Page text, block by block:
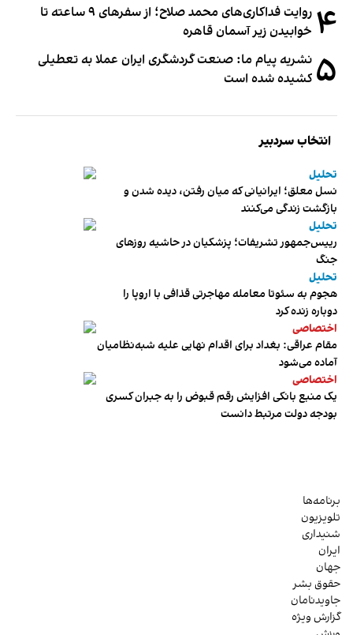
۴
روایت فداکاری‌های محمد صلاح؛ از سفرهای ۹ ساعته تا
خوابیدن زیر آسمان قاهره
۵ نشریه پیام ما: صنعت گردشگری ایران عملا به تعطیلی
کشیده شده است
انتخاب سردبیر
تحلیل
نسل معلق؛ ایرانیانی که میان رفتن، دیده شدن و
بازگشت زندگی می‌کنند
تحلیل
رییس‌جمهور تشریفات؛ پزشکیان در حاشیه روزهای
جنگ
تحلیل
هجوم به سئوتا معامله مهاجرتی قذافی با اروپا را
دوباره زنده کرد
اختصاصی
مقام عراقی: بغداد برای اقدام نهایی علیه شبه‌نظامیان
آماده می‌شود
اختصاصی
یک منبع بانکی افزایش رقم قبوض را به جبران کسری
بودجه دولت مرتبط دانست
برنامه‌ها
تلویزیون
شنیداری
ایران
جهان
حقوق بشر
جاویدنامان
گزارش ویژه